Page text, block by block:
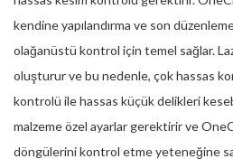
kendine yapılandırma ve son
olağanüstü kontrol için temel sağlar.
oluşturur ve bu nedenle, çok hassas
kontrolü ile hassas küçük delikleri
malzeme özel ayarlar gerektirir ve
döngülerini kontrol etme yeteneğine